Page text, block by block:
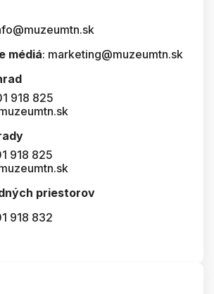
médiá: marketing@muzeumtn.sk
918 825
918 825
priestorov
918 832